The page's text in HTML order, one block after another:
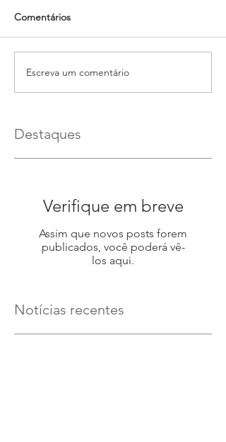
Comentários
Escreva um comentário
Destaques
Verifique em breve
Assim que novos posts forem
publicados, você poderá vê-
los aqui.
Notícias recentes